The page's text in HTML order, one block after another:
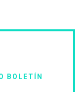
BOLETÍN